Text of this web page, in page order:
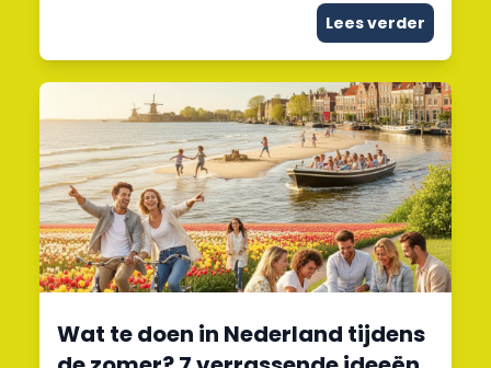
Lees verder
Wat te doen in Nederland tijdens